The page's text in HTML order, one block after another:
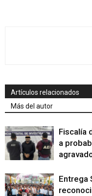
Artículos relacionados
Más del autor
Fiscalía
a
Entrega